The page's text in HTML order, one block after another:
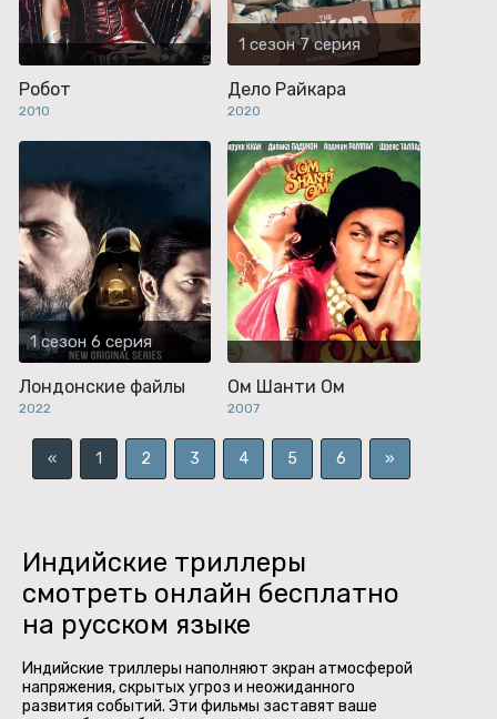
Робот
2010
1 сезон 7 серия
Дело Райкара
2020
1 сезон 6 серия
Лондонские файлы
2022
Ом Шанти Ом
2007
« 1 2 3 4 5 6 »
Индийские триллеры
смотреть онлайн бесплатно
на русском языке
Индийские триллеры наполняют экран атмосферой
напряжения, скрытых угроз и неожиданного
развития событий. Эти фильмы заставят ваше